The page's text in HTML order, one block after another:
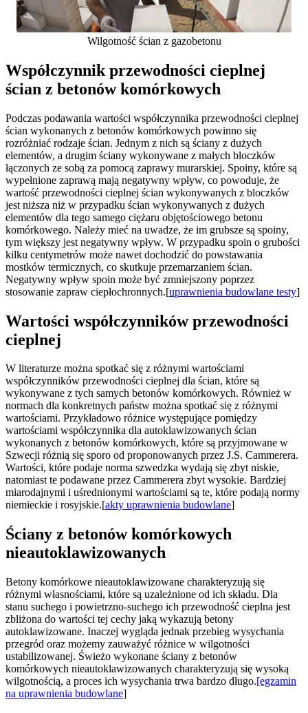
Wilgotność ścian z gazobetonu
Współczynnik przewodności cieplnej
ścian z betonów komórkowych
Podczas podawania wartości współczynnika przewodności cieplnej
ścian wykonanych z betonów komórkowych powinno się
rozróżniać rodzaje ścian. Jednym z nich są ściany z dużych
elementów, a drugim ściany wykonywane z małych bloczków
łączonych ze sobą za pomocą zaprawy murarskiej. Spoiny, które są
wypełnione zaprawą mają negatywny wpływ, co powoduje, że
wartość przewodności cieplnej ścian wykonywanych z bloczków
jest niższa niż w przypadku ścian wykonywanych z dużych
elementów dla tego samego ciężaru objętościowego betonu
komórkowego. Należy mieć na uwadze, że im grubsze są spoiny,
tym większy jest negatywny wpływ. W przypadku spoin o grubości
kilku centymetrów może nawet dochodzić do powstawania
mostków termicznych, co skutkuje przemarzaniem ścian.
Negatywny wpływ spoin może być zmniejszony poprzez
stosowanie zapraw ciepłochronnych.[uprawnienia budowlane testy]
Wartości współczynników przewodności
cieplnej
W literaturze można spotkać się z różnymi wartościami
współczynników przewodności cieplnej dla ścian, które są
wykonywane z tych samych betonów komórkowych. Również w
normach dla konkretnych państw można spotkać się z różnymi
wartościami. Przykładowo różnice występujące pomiędzy
wartościami współczynnika dla autoklawizowanych ścian
wykonanych z betonów komórkowych, które są przyjmowane w
Szwecji różnią się sporo od proponowanych przez J.S. Cammerera.
Wartości, które podaje norma szwedzka wydają się zbyt niskie,
natomiast te podawane przez Cammerera zbyt wysokie. Bardziej
miarodajnymi i uśrednionymi wartościami są te, które podają normy
niemieckie i rosyjskie.[akty uprawnienia budowlane]
Ściany z betonów komórkowych
nieautoklawizowanych
Betony komórkowe nieautoklawizowane charakteryzują się
różnymi własnościami, które są uzależnione od ich składu. Dla
stanu suchego i powietrzno-suchego ich przewodność cieplna jest
zbliżona do wartości tej cechy jaką wykazują betony
autoklawizowane. Inaczej wygląda jednak przebieg wysychania
przegród oraz możemy zauważyć różnice w wilgotności
ustabilizowanej. Świeżo wykonane ściany z betonów
komórkowych nieautoklawizowanych charakteryzują się wysoką
wilgotnością, a proces ich wysychania trwa bardzo długo.[egzamin
na uprawnienia budowlane]